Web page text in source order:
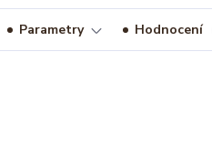
Parametry Hodnocení